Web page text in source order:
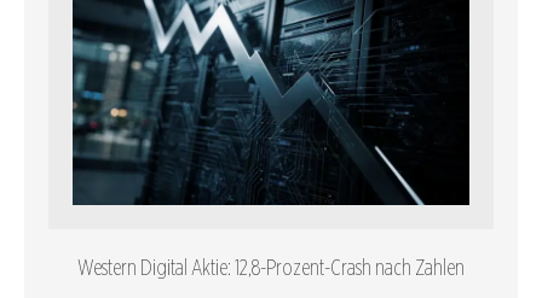
Western Digital Aktie: 12,8-Prozent-Crash nach Zahlen